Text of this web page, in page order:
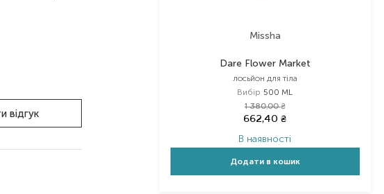
відгук
Missha
Dare Flower Market
лосьйон для тіла
Вибір 500 ML
1 380,00₴
662,40₴
В наявності
Додати в кошик